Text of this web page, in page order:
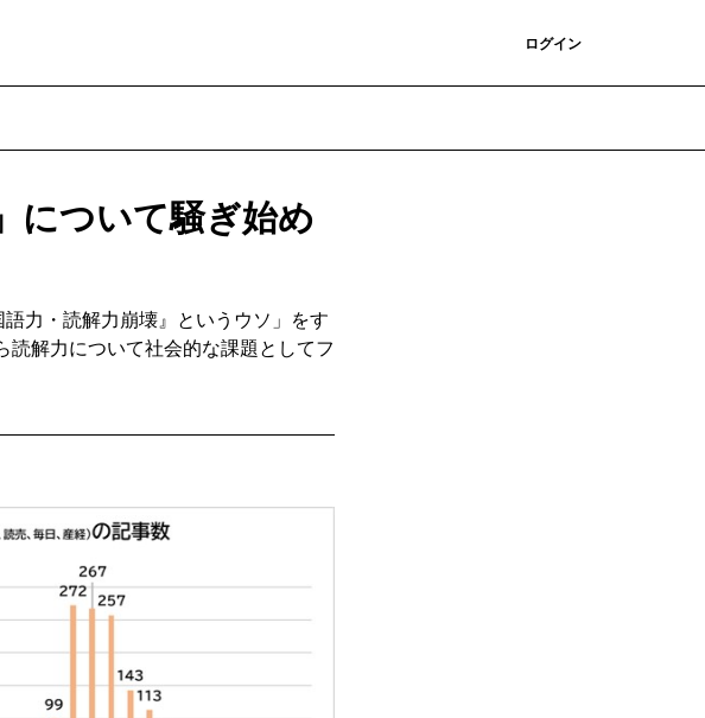
ログイン
について騒ぎ始め
力・読解力崩壊』というウソ」をす
解力について社会的な課題としてフ